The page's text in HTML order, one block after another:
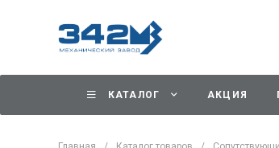
КАТАЛОГ АКЦИЯ